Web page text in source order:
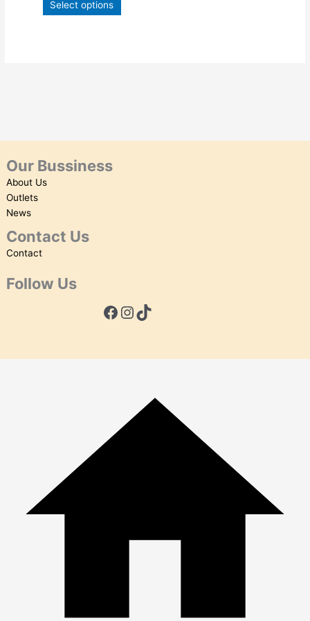
Select options
Our Bussiness
About Us
Outlets
News
Contact Us
Contact
Follow Us